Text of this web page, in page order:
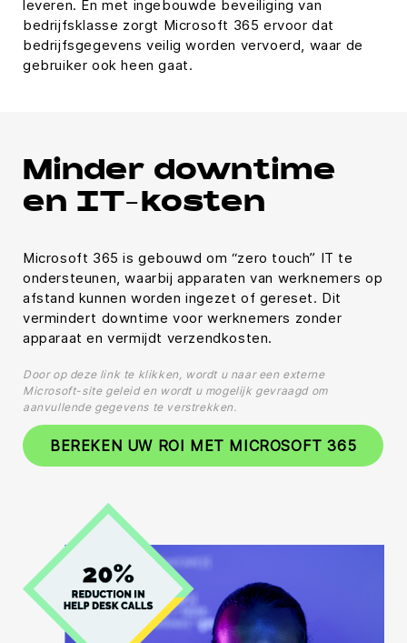
leveren. En met ingebouwde beveiliging van
bedrijfsklasse zorgt Microsoft 365 ervoor dat
bedrijfsgegevens veilig worden vervoerd, waar de
gebruiker ook heen gaat.
Minder downtime
en IT-kosten
Microsoft 365 is gebouwd om “zero touch” IT te
ondersteunen, waarbij apparaten van werknemers op
afstand kunnen worden ingezet of gereset. Dit
vermindert downtime voor werknemers zonder
apparaat en vermijdt verzendkosten.
Door op deze link te klikken, wordt u naar een externe
Microsoft-site geleid en wordt u mogelijk gevraagd om
aanvullende gegevens te verstrekken.
BEREKEN UW ROI MET MICROSOFT 365